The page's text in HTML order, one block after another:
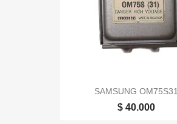
SAMSUNG OM75S31
$ 40.000